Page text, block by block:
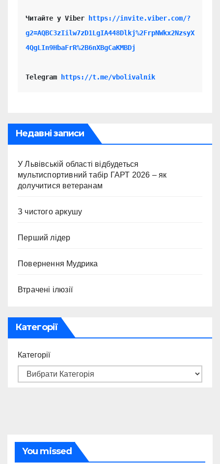
Читайте у Viber
https://invite.viber.com/?
g2=AQBC3zIilw7zD1LgIA448Dlkj%2FrpNWkx2NzsyX
4QgLIn9HbaFrR%2B6nXBgCaKMBDj
Telegram https://t.me/vbolivalnik
Недавні записи
У Львівській області відбудеться
мультиспортивний табір ГАРТ 2026 – як
долучитися ветеранам
З чистого аркушу
Перший лідер
Повернення Мудрика
Втрачені ілюзії
Категорії
Категорії
You missed